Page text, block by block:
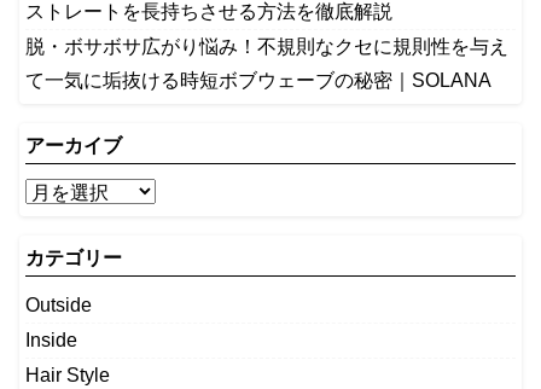
ストレートを長持ちさせる方法を徹底解説
​脱・ボサボサ広がり悩み！不規則なクセに規則性を与え
て一気に垢抜ける時短ボブウェーブの秘密｜SOLANA
アーカイブ
カテゴリー
Outside
Inside
Hair Style